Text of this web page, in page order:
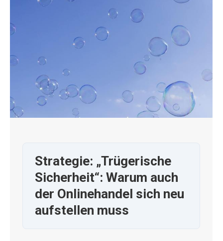
Strategie: „Trügerische
Sicherheit“: Warum auch
der Onlinehandel sich neu
aufstellen muss